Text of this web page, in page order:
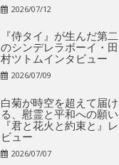
2026/07/12
『侍タイ』が生んだ第二
のシンデレラボーイ・田
村ツトムインタビュー
2026/07/09
白菊が時空を超えて届け
る、慰霊と平和への願い
『君と花火と約束と』レ
ビュー
2026/07/07